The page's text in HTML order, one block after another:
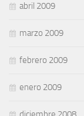
abril 2009
marzo 2009
febrero 2009
enero 2009